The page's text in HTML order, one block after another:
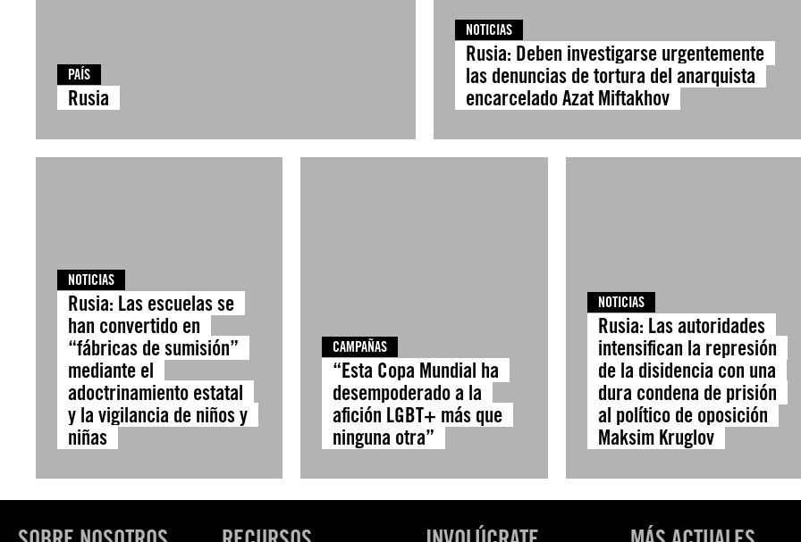
PAÍS
Rusia
NOTICIAS
Rusia: Deben investigarse urgentemente
las denuncias de tortura del anarquista
encarcelado Azat Miftakhov
NOTICIAS
Rusia: Las escuelas se
han convertido en
“fábricas de sumisión”
mediante el
adoctrinamiento estatal
y la vigilancia de niños y
niñas
CAMPAÑAS
“Esta Copa Mundial ha
desempoderado a la
afición LGBT+ más que
ninguna otra”
NOTICIAS
Rusia: Las autoridades
intensifican la represión
de la disidencia con una
dura condena de prisión
al político de oposición
Maksim Kruglov